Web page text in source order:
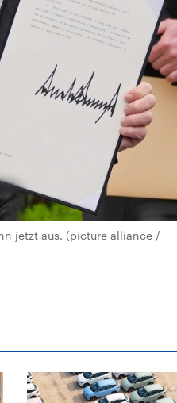
jetzt aus. (picture alliance /